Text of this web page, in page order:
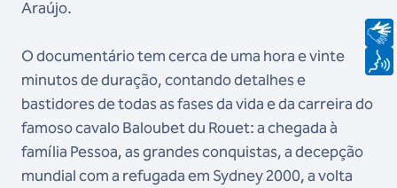
Araújo.
O documentário tem cerca de uma hora e vinte
minutos de duração, contando detalhes e
bastidores de todas as fases da vida e da carreira do
famoso cavalo Baloubet du Rouet: a chegada à
família Pessoa, as grandes conquistas, a decepção
mundial com a refugada em Sydney 2000, a volta